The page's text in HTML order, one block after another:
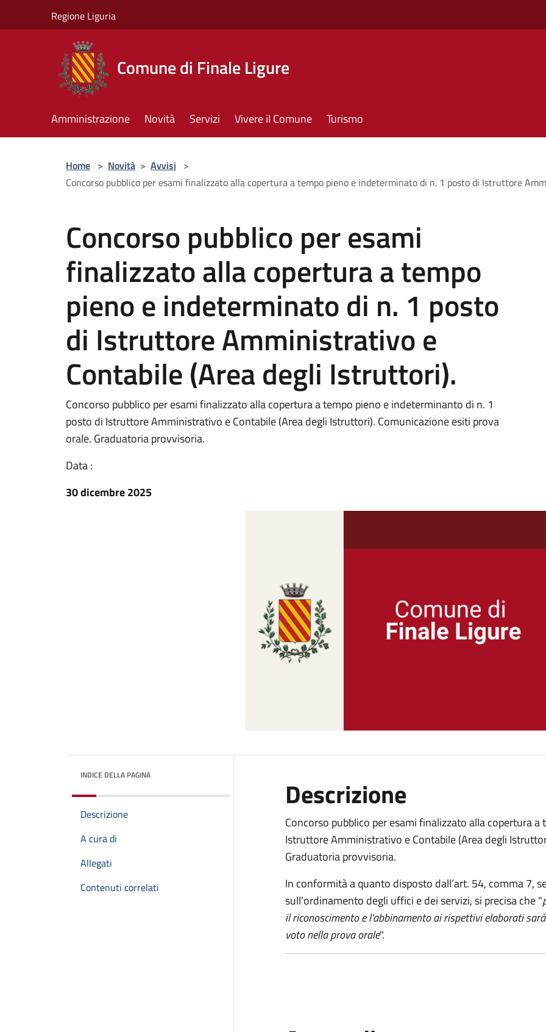
Regione Liguria
Comune di Finale Ligure
Amministrazione Novità Servizi Vivere il Comune Turismo
Home > Novità > Avvisi >
Concorso pubblico per esami finalizzato alla copertura a tempo pieno e indeterminato di n. 1 posto di Istruttore
Concorso pubblico per esami
finalizzato alla copertura a tempo
pieno e indeterminato di n. 1 posto
di Istruttore Amministrativo e
Contabile (Area degli Istruttori).
Concorso pubblico per esami finalizzato alla copertura a tempo pieno e indeterminanto di n. 1
posto di Istruttore Amministrativo e Contabile (Area degli Istruttori). Comunicazione esiti prova
orale. Graduatoria provvisoria.
Data :
30 dicembre 2025
INDICE DELLA PAGINA
Descrizione
A cura di
Allegati
Contenuti correlati
Descrizione
Concorso pubblico per esami finalizzato alla copertura
Istruttore Amministrativo e Contabile (Area degli
Graduatoria provvisoria.
In conformità a quanto disposto dall’art. 54, comma 7,
sull’ordinamento degli uffici e dei servizi, si precisa che "
il riconoscimento e l'abbinamento ai rispettivi elaborati
voto nella prova orale".